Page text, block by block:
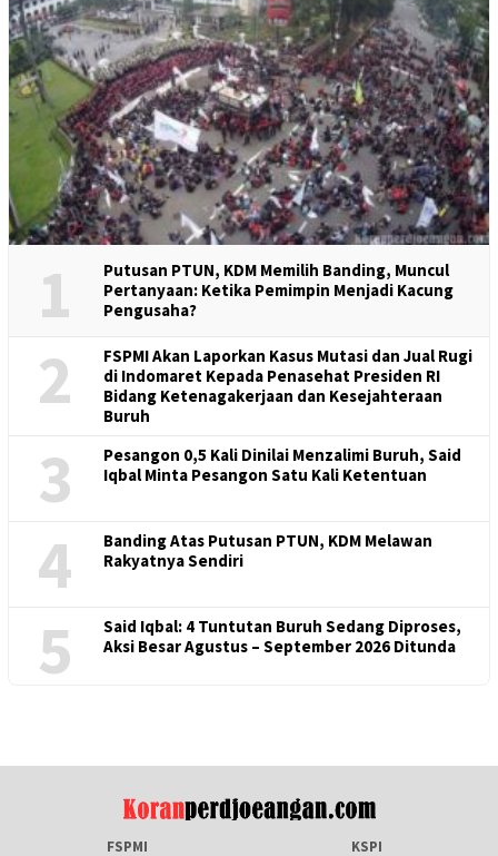
1
Putusan PTUN, KDM Memilih Banding, Muncul
Pertanyaan: Ketika Pemimpin Menjadi Kacung
Pengusaha?
2
FSPMI Akan Laporkan Kasus Mutasi dan Jual Rugi
di Indomaret Kepada Penasehat Presiden RI
Bidang Ketenagakerjaan dan Kesejahteraan
Buruh
3
Pesangon 0,5 Kali Dinilai Menzalimi Buruh, Said
Iqbal Minta Pesangon Satu Kali Ketentuan
4
Banding Atas Putusan PTUN, KDM Melawan
Rakyatnya Sendiri
5
Said Iqbal: 4 Tuntutan Buruh Sedang Diproses,
Aksi Besar Agustus – September 2026 Ditunda
FSPMI KSPI